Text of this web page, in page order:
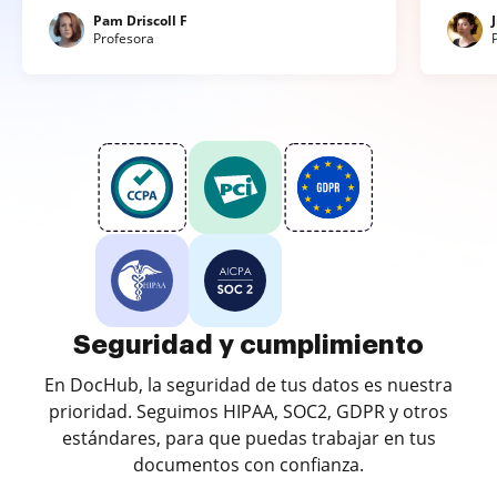
Pam Driscoll F
Profesora
Seguridad y cumplimiento
En DocHub, la seguridad de tus datos es nuestra
prioridad. Seguimos HIPAA, SOC2, GDPR y otros
estándares, para que puedas trabajar en tus
documentos con confianza.